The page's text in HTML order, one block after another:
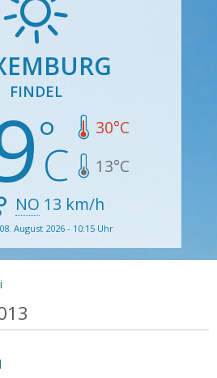
FINDEL
30°C
13°C
NO 13 km/h
August 2026 - 10:15 Uhr